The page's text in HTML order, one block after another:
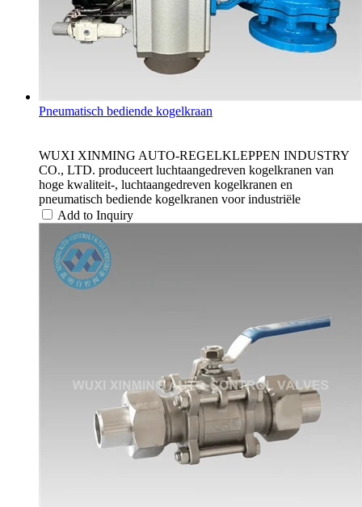
Pneumatisch bediende kogelkraan
WUXI XINMING AUTO-REGELKLEPPEN INDUSTRY
CO., LTD. produceert luchtaangedreven kogelkranen van
hoge kwaliteit-, luchtaangedreven kogelkranen en
pneumatisch bediende kogelkranen voor industriële
Add to Inquiry